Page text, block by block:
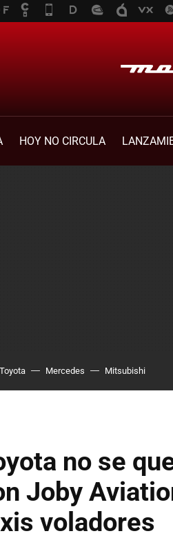
HOY NO CIRCULA
Toyota Mercedes Mitsubishi
no se
Joby
voladores